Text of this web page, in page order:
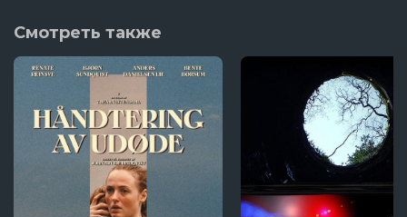
Смотреть также